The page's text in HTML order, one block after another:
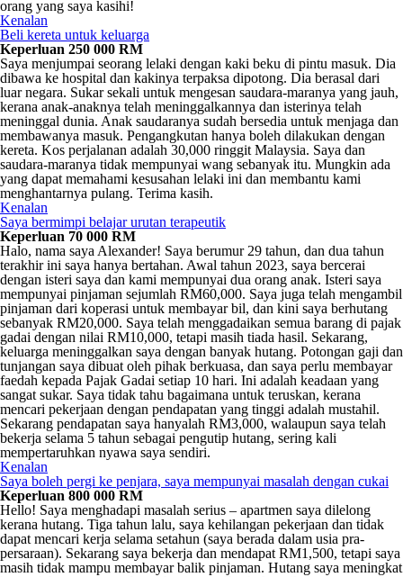
orang yang saya kasihi!
Kenalan
Beli kereta untuk keluarga
Keperluan 250 000 RM
Saya menjumpai seorang lelaki dengan kaki beku di pintu masuk. Dia
dibawa ke hospital dan kakinya terpaksa dipotong. Dia berasal dari
luar negara. Sukar sekali untuk mengesan saudara-maranya yang jauh,
kerana anak-anaknya telah meninggalkannya dan isterinya telah
meninggal dunia. Anak saudaranya sudah bersedia untuk menjaga dan
membawanya masuk. Pengangkutan hanya boleh dilakukan dengan
kereta. Kos perjalanan adalah 30,000 ringgit Malaysia. Saya dan
saudara-maranya tidak mempunyai wang sebanyak itu. Mungkin ada
yang dapat memahami kesusahan lelaki ini dan membantu kami
menghantarnya pulang. Terima kasih.
Kenalan
Saya bermimpi belajar urutan terapeutik
Keperluan 70 000 RM
Halo, nama saya Alexander! Saya berumur 29 tahun, dan dua tahun
terakhir ini saya hanya bertahan. Awal tahun 2023, saya bercerai
dengan isteri saya dan kami mempunyai dua orang anak. Isteri saya
mempunyai pinjaman sejumlah RM60,000. Saya juga telah mengambil
pinjaman dari koperasi untuk membayar bil, dan kini saya berhutang
sebanyak RM20,000. Saya telah menggadaikan semua barang di pajak
gadai dengan nilai RM10,000, tetapi masih tiada hasil. Sekarang,
keluarga meninggalkan saya dengan banyak hutang. Potongan gaji dan
tunjangan saya dibuat oleh pihak berkuasa, dan saya perlu membayar
faedah kepada Pajak Gadai setiap 10 hari. Ini adalah keadaan yang
sangat sukar. Saya tidak tahu bagaimana untuk teruskan, kerana
mencari pekerjaan dengan pendapatan yang tinggi adalah mustahil.
Sekarang pendapatan saya hanyalah RM3,000, walaupun saya telah
bekerja selama 5 tahun sebagai pengutip hutang, sering kali
mempertaruhkan nyawa saya sendiri.
Kenalan
Saya boleh pergi ke penjara, saya mempunyai masalah dengan cukai
Keperluan 800 000 RM
Hello! Saya menghadapi masalah serius – apartmen saya dilelong
kerana hutang. Tiga tahun lalu, saya kehilangan pekerjaan dan tidak
dapat mencari kerja selama setahun (saya berada dalam usia pra-
persaraan). Sekarang saya bekerja dan mendapat RM1,500, tetapi saya
masih tidak mampu membayar balik pinjaman. Hutang saya meningkat